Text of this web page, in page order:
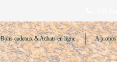
Bons cadeaux & Achats en ligne A propos